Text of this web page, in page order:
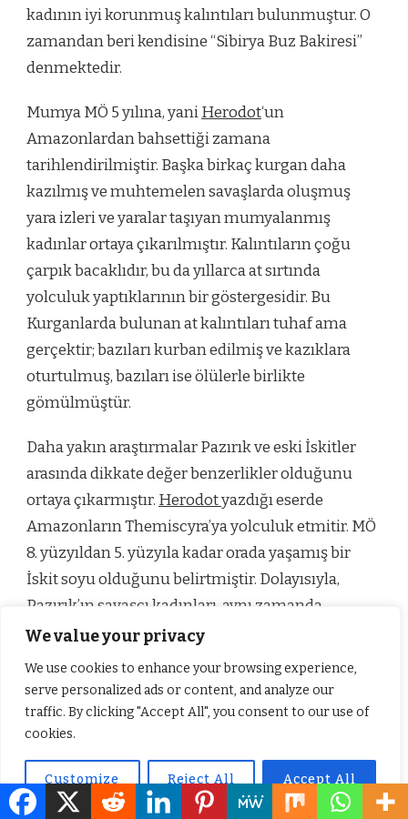
We value your privacy
We use cookies to enhance your browsing experience,
serve personalized ads or content, and analyze our
traffic. By clicking "Accept All", you consent to our use of
cookies.
Customize Reject All Accept All
kadının iyi korunmuş kalıntıları bulunmuştur. O
zamandan beri kendisine “Sibirya Buz Bakiresi”
denmektedir.
Mumya MÖ 5 yılına, yaniHerodot‘un
Amazonlardan bahsettiği zamana
tarihlendirilmiştir. Başka birkaç kurgan daha
kazılmış ve muhtemelen savaşlarda oluşmuş
yara izleri ve yaralar taşıyan mumyalanmış
kadınlar ortaya çıkarılmıştır. Kalıntıların çoğu
çarpık bacaklıdır, bu da yıllarca at sırtında
yolculuk yaptıklarının bir göstergesidir. Bu
Kurganlarda bulunan at kalıntıları tuhaf ama
gerçektir; bazıları kurban edilmiş ve kazıklara
oturtulmuş, bazıları ise ölülerle birlikte
gömülmüştür.
Daha yakın araştırmalar Pazırık ve eski İskitler
arasında dikkate değer benzerlikler olduğunu
ortaya çıkarmıştır. Herodotyazdığı eserde
Amazonların Themiscyra’ya yolculuk etmitir. MÖ
8. yüzyıldan 5. yüzyıla kadar orada yaşamış bir
İskit soyu olduğunu belirtmiştir. Dolayısıyla,
Pazırık’ın savaşçı kadınları, aynı zamanda
yetenekli biniciler, at oynatıcıları, at binicileri veya
at sırtında savaşçılar olan Amazonlar olabilir.
Doğu Ege’deki Lemnos adasında bulunan antik
Yunan kenti Myrina da özellikle ilgi çekicidir. Bu
Tunç Çağı kentinin, hükümdarlığı sırasında
Amazonların Gorgon isimli yaratıkla savaştığı
Amazon Kraliçesi Myrina’nın onuruna